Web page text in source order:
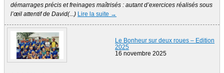
démarrages précis et freinages maîtrisés : autant d’exercices réalisés sous
l’œil attentif de David(...) Lire la suite →
Le Bonheur sur deux roues – Edition
2025
16 novembre 2025